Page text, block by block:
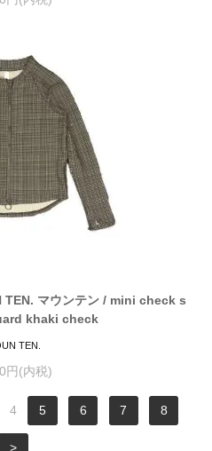
TEN. マウンテン / mini check s
khaki check
TEN.
円(内税)
4 5 6 7 8
>